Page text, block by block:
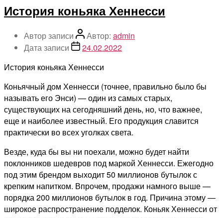
История коньяка Хеннесси
Автор записи Автор: admin
Дата записи
24.02.2022
История коньяка Хеннесси
Коньячный дом Хеннесси (точнее, правильно было бы
называть его Энси) — один из самых старых,
существующих на сегодняшний день, но, что важнее,
еще и наиболее известный. Его продукция славится
практически во всех уголках света.
Везде, куда бы вы ни поехали, можно будет найти
поклонников шедевров под маркой Хеннесси. Ежегодно
под этим брендом выходит 50 миллионов бутылок с
крепким напитком. Впрочем, продажи намного выше —
порядка 200 миллионов бутылок в год. Причина этому —
широкое распространение подделок. Коньяк Хеннесси от